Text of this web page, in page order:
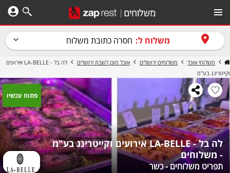
משלוח ל: חסרה כתובת משלוח
משלוחי אוכל משלוחים ירושלים אוכל מוכן לשבת ירושלים
לה בל - LA-BELLE אירועים
וקייטרינג בע"מ
לה בל - LA-BELLE אירועים וקייטרינג בע"מ
- משלוחים
תפריט משלוחים - כשר
פתוח עכשיו